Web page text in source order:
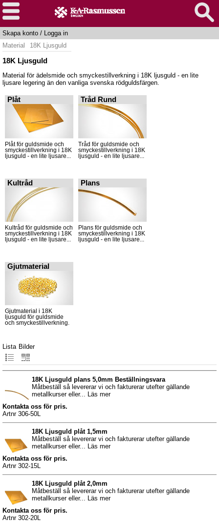
Skapa konto / Logga in
Material
18K Ljusguld
18K Ljusguld
Material för ädelsmide och smyckestillverkning i 18K ljusguld - en lite
ljusare legering än den vanliga svenska rödguldsfärgen.
Plåt
Plåt för guldsmide och
smyckestillverkning i 18K
ljusguld - en lite ljusare...
Tråd Rund
Tråd för guldsmide och
smyckestillverkning i 18K
ljusguld - en lite ljusare...
Kultråd
Kultråd för guldsmide och
smyckestillverkning i 18K
ljusguld - en lite ljusare...
Plans
Plans för guldsmide och
smyckestillverkning i 18K
ljusguld - en lite ljusare...
Gjutmaterial
Gjutmaterial i 18K
ljusguld för guldsmide
och smyckestillverkning.
Lista Bilder
18K Ljusguld plans 5,0mm Beställningsvara
Måtbeställ så levererar vi och fakturerar utefter gällande
metallkurser eller... Läs mer
Kontakta oss för pris.
Artnr 306-50L
18K Ljusguld plåt 1,5mm
Måtbeställ så levererar vi och fakturerar utefter gällande
metallkurser eller... Läs mer
Kontakta oss för pris.
Artnr 302-15L
18K Ljusguld plåt 2,0mm
Måtbeställ så levererar vi och fakturerar utefter gällande
metallkurser eller... Läs mer
Kontakta oss för pris.
Artnr 302-20L